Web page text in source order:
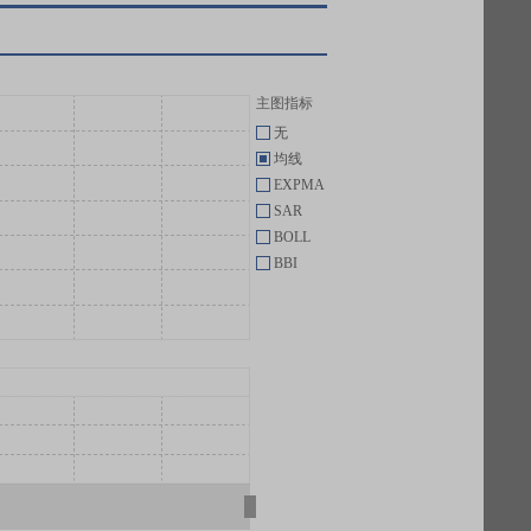
主图指标
无
均线
EXPMA
SAR
BOLL
BBI